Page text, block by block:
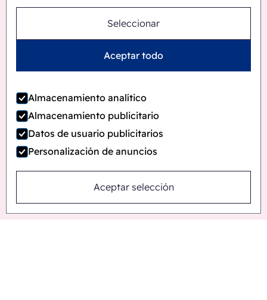
Seleccionar
Aceptar todo
Almacenamiento analítico
Almacenamiento publicitario
Datos de usuario publicitarios
Personalización de anuncios
Aceptar selección